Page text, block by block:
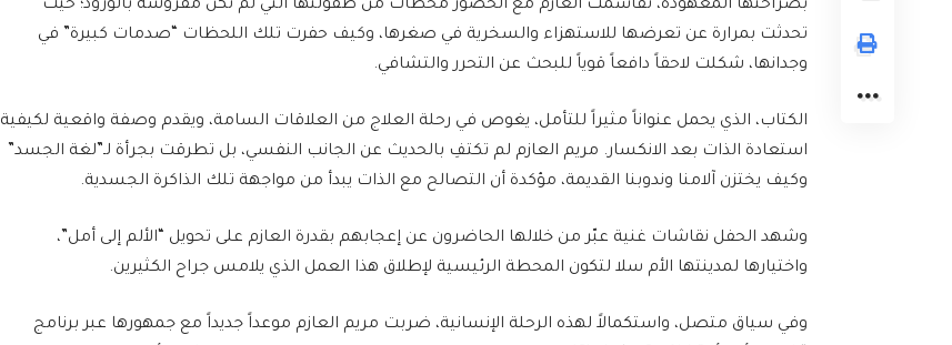
بصراحتها المعهودة، تقاسمت العازم مع الحضور محطات من طفولتها التي لم تكن مفروشة بالورود؛ حيث
تحدثت بمرارة عن تعرضها للاستهزاء والسخرية في صغرها، وكيف حفرت تلك اللحظات “صدمات كبيرة” في
وجدانها، شكلت لاحقاً دافعاً قوياً للبحث عن التحرر والتشافي.
الكتاب، الذي يحمل عنواناً مثيراً للتأمل، يغوص في رحلة العلاج من العلاقات السامة، ويقدم وصفة واقعية لكيفية
استعادة الذات بعد الانكسار. مريم العازم لم تكتفِ بالحديث عن الجانب النفسي، بل تطرقت بجرأة لـ”لغة الجسد”
وكيف يختزن آلامنا وندوبنا القديمة، مؤكدة أن التصالح مع الذات يبدأ من مواجهة تلك الذاكرة الجسدية.
وشهد الحفل نقاشات غنية عبّر من خلالها الحاضرون عن إعجابهم بقدرة العازم على تحويل “الألم إلى أمل”،
واختيارها لمدينتها الأم سلا لتكون المحطة الرئيسية لإطلاق هذا العمل الذي يلامس جراح الكثيرين.
وفي سياق متصل، واستكمالاً لهذه الرحلة الإنسانية، ضربت مريم العازم موعداً جديداً مع جمهورها عبر برنامج